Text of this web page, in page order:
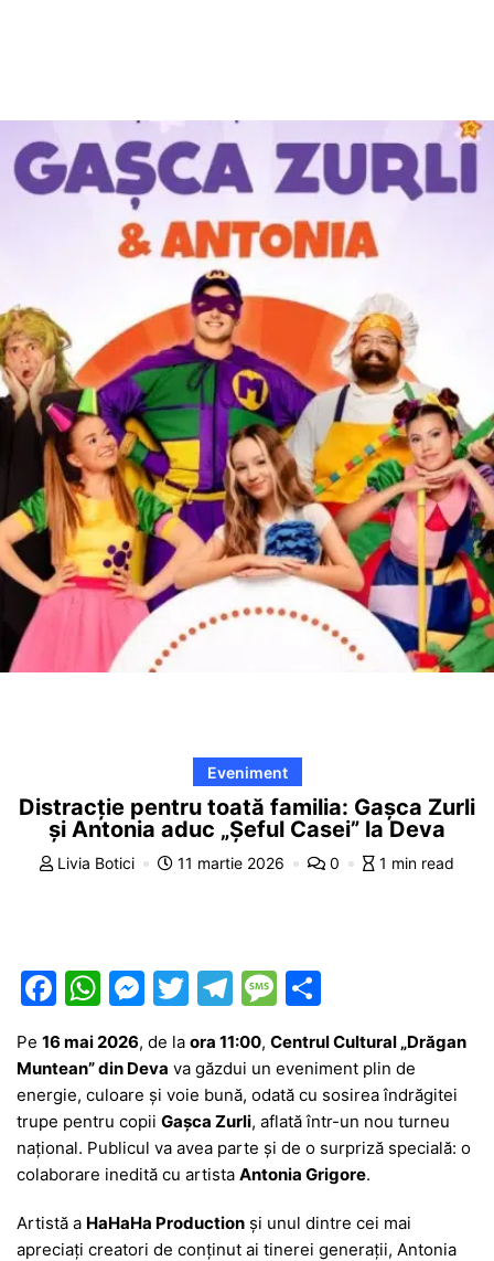
Eveniment
Distracție pentru toată familia: Gașca Zurli
și Antonia aduc „Șeful Casei” la Deva
Livia Botici 11 martie 2026 0 1 min read
F
c
e
b
o
k
W
at
s
A
p
M
s
s
e
n
er
T
itt
er
T
e
gr
a
m
M
s
s
a
g
ta
je
a
z
ă
Pe 16 mai 2026, de la ora 11:00, Centrul Cultural „Drăgan
Muntean” din Deva va găzdui un eveniment plin de
energie, culoare și voie bună, odată cu sosirea îndrăgitei
trupe pentru copii Gașca Zurli, aflată într-un nou turneu
național. Publicul va avea parte și de o surpriză specială: o
colaborare inedită cu artista Antonia Grigore.
Artistă a HaHaHa Production și unul dintre cei mai
apreciați creatori de conținut ai tinerei generații, Antonia